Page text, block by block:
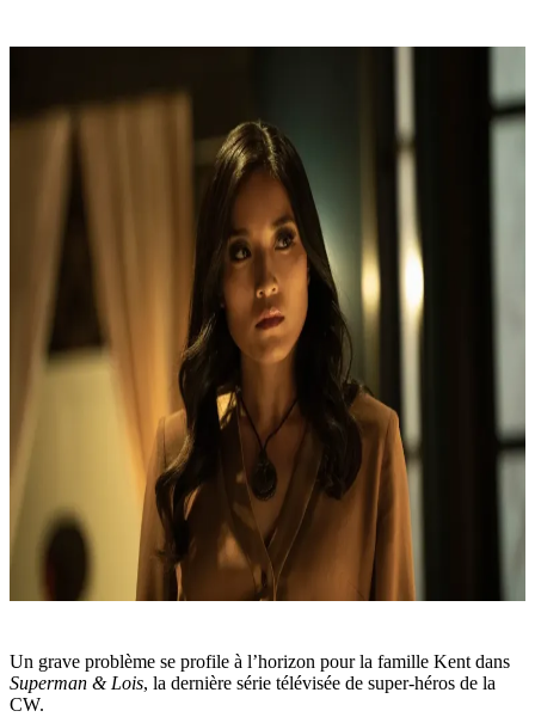
Un grave problème se profile à l’horizon pour la famille Kent dans
Superman & Lois, la dernière série télévisée de super-héros de la
CW.